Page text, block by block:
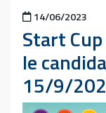
Pubblicato il
14/06/2023
Start
le
15/9/